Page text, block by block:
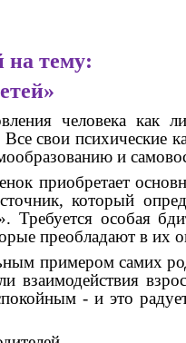
на тему:
человека как
свои психические
и
приобретает
который
особая
преобладают в их
примером самих
взаимодействия
- и это